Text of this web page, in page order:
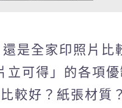
是全家印照片
立可得」的各項
較好？紙張材質